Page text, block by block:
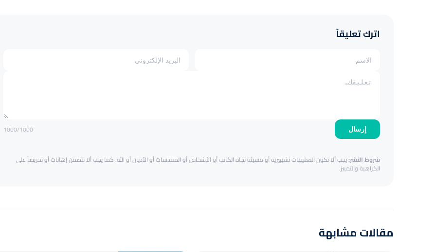
اترك تعليقاً
إرسال 1000/1000
شروط النشر:يجب ألا تكون التعليقات تشهيرية أو مسيئة تجاه الكاتب أو الأشخاص أو المقدسات أو الأديان أو الله. كما يجب ألا تتضمن إهانات أو تحريضاً على
الكراهية والتمييز.
مقالات مشابهة